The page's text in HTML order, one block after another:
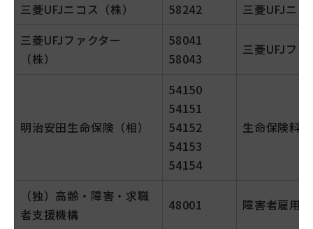
三菱UFJニコス（株） 58242
三菱UFJニ
三菱UFJファクター
（株）
58041
58043
三菱UFJフ
明治安田生命保険（相）
54150
54151
54152
54153
54154
生命保険料
（独）高齢・障害・求職
者支援機構
48001 障害者雇用